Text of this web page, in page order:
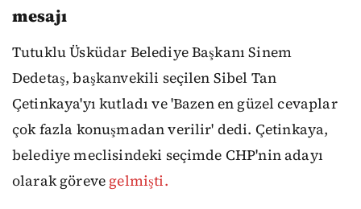
mesajı
Tutuklu Üsküdar Belediye Başkanı Sinem
Dedetaş, başkanvekili seçilen Sibel Tan
Çetinkaya'yı kutladı ve 'Bazen en güzel cevaplar
çok fazla konuşmadan verilir' dedi. Çetinkaya,
belediye meclisindeki seçimde CHP'nin adayı
olarak göreve gelmişti.